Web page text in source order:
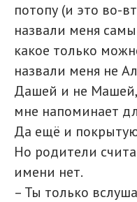
потопу (и это во-
назвали меня
какое только
назвали меня не
Дашей и не
мне напоминает
Да ещё и
Но родители
имени нет.
– Ты только